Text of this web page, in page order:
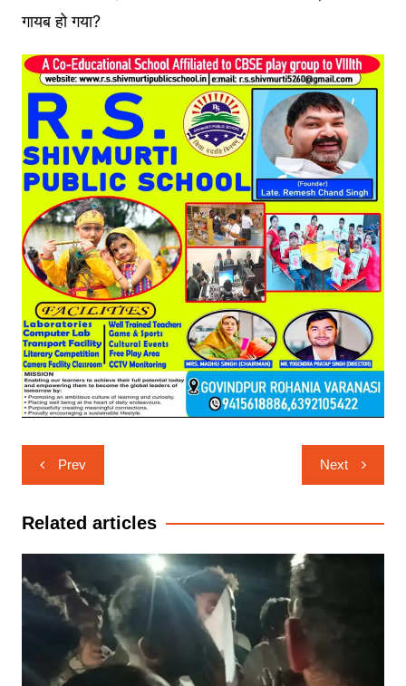
गायब हो गया?
Post
navigation
Prev Next
Related articles